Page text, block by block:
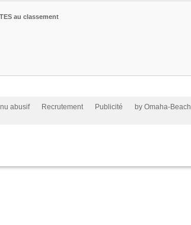
au classement
abusif Recrutement Publicité by Omaha-Beach